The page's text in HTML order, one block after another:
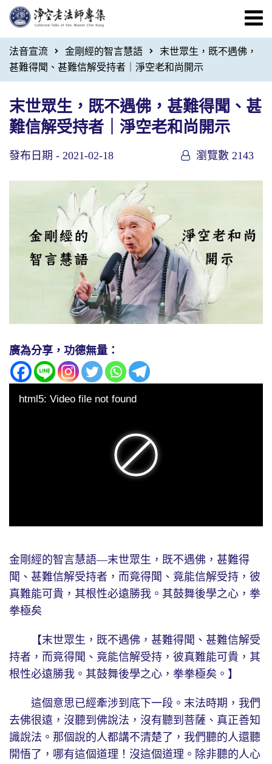
法音宣流 金剛經的智言慧語
末世眾生，既不遇佛，
甚難得聞、甚難信解受持者｜淨空老和尚開示
末世眾生，既不遇佛，甚難得聞、甚
難信解受持者｜淨空老和尚開示
發布日期 - 2021-02-18 瀏覽數 2143
廣為分享，功德無量：
html5: Video file not found
金剛經的智言慧語—末世眾生，既不遇佛，甚難得
聞、甚難信解受持者，而竟得聞、竟能信解受持，彼
真難能可貴，其根性必遠勝我。其鼓舞後學之心，拳
拳極矣
【末世眾生，既不遇佛，甚難得聞、甚難信解受
持者，而竟得聞、竟能信解受持，彼真難能可貴，其
根性必遠勝我。其鼓舞後學之心，拳拳極矣。】
這個意思已經牽涉到底下一段。末法時期，我們
去佛很遠，沒聽到佛說法，沒有聽到菩薩、真正善知
識說法。那個說的人都講不清楚了，我們聽的人還聽
開悟了，哪有這個道理！沒這個道理。除非聽的人心